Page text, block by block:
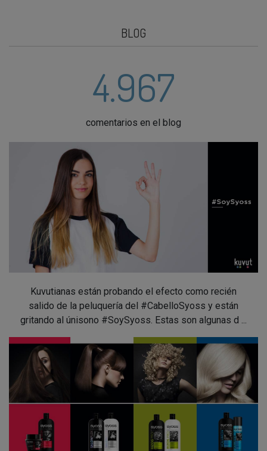
BLOG
4.967
comentarios en el blog
Kuvutianas están probando el efecto como recién
salido de la peluquería del #CabelloSyoss y están
gritando al únisono #SoySyoss. Estas son algunas d ...